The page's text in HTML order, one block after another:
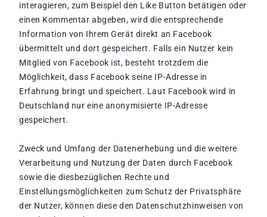
interagieren, zum Beispiel den Like Button betätigen oder
einen Kommentar abgeben, wird die entsprechende
Information von Ihrem Gerät direkt an Facebook
übermittelt und dort gespeichert. Falls ein Nutzer kein
Mitglied von Facebook ist, besteht trotzdem die
Möglichkeit, dass Facebook seine IP-Adresse in
Erfahrung bringt und speichert. Laut Facebook wird in
Deutschland nur eine anonymisierte IP-Adresse
gespeichert.
Zweck und Umfang der Datenerhebung und die weitere
Verarbeitung und Nutzung der Daten durch Facebook
sowie die diesbezüglichen Rechte und
Einstellungsmöglichkeiten zum Schutz der Privatsphäre
der Nutzer, können diese den Datenschutzhinweisen von